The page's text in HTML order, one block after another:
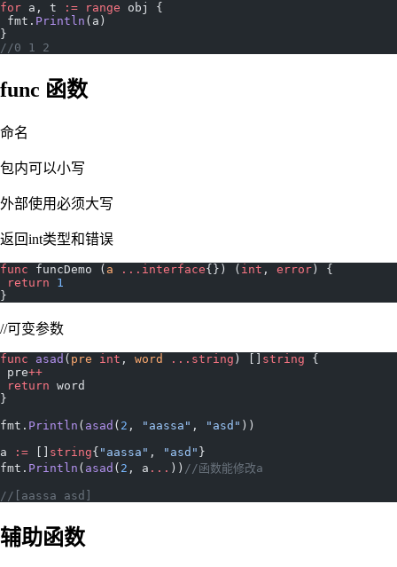
for a, t := range obj {
fmt. Println (a)
}
//0 1 2
func 函数
命名
包内可以小写
外部使用必须大写
返回int类型和错误
func funcDemo ( a ...interface{}) ( int , error ) {
return 1
}
//可变参数
func asad ( pre int , word ... string ) [] string {
pre++
return word
}
fmt. Println ( asad ( 2 , "aassa" , "asd" ))
a
:= string{ "aassa" , "asd" }
fmt. Println ( asad ( 2 , a ... )) //函数能修改a
//[aassa asd]
辅助函数